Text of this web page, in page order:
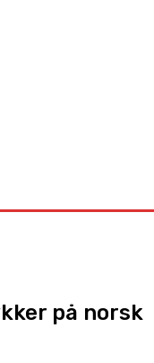
på norsk